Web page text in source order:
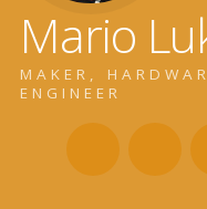
Mario
MAKER,
ENGINEER